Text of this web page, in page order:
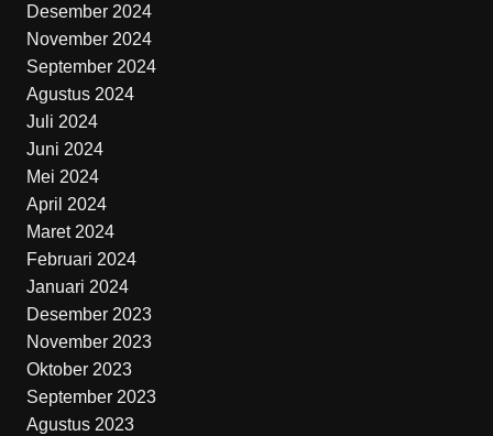
Desember 2024
November 2024
September 2024
Agustus 2024
Juli 2024
Juni 2024
Mei 2024
April 2024
Maret 2024
Februari 2024
Januari 2024
Desember 2023
November 2023
Oktober 2023
September 2023
Agustus 2023